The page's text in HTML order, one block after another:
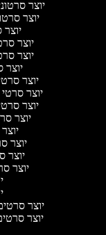
יוצר
יוצר
יוצר
יוצר
יוצר
יוצר
יוצר
יוצר סרטי
יוצר
יוצר
יוצר
יוצר
יוצר
יוצר
יוצר